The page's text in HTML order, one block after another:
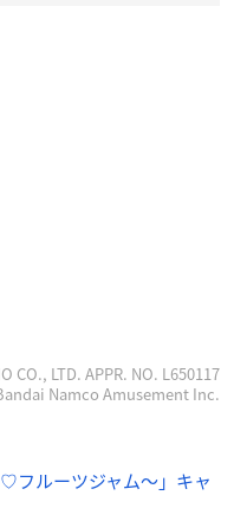
CO., LTD. APPR. NO. L650117
Namco Amusement Inc.
フルーツジャム～」キャ